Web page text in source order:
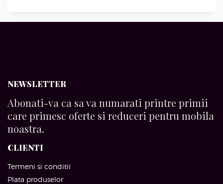
NEWSLETTER
Abonati-va ca sa va numarati printre primii
care primesc oferte si reduceri pentru mobila
noastra.
CLIENTI
Termeni si conditii
Plata produselor